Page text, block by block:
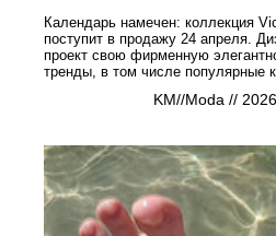
Календарь намечен: коллекция
поступит в продажу 24 апреля.
проект свою фирменную
тренды, в том числе популярные
KM//Moda //